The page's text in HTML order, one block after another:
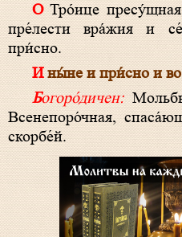
О Тро́ице пресу́щная, чту́щих Тя́ уще́дри, от
пре́лести вра́жия и
при́сно.
И ны́не и при́сно и
Богоро́дичен:
Всенепоро́чная,
скорбе́й.